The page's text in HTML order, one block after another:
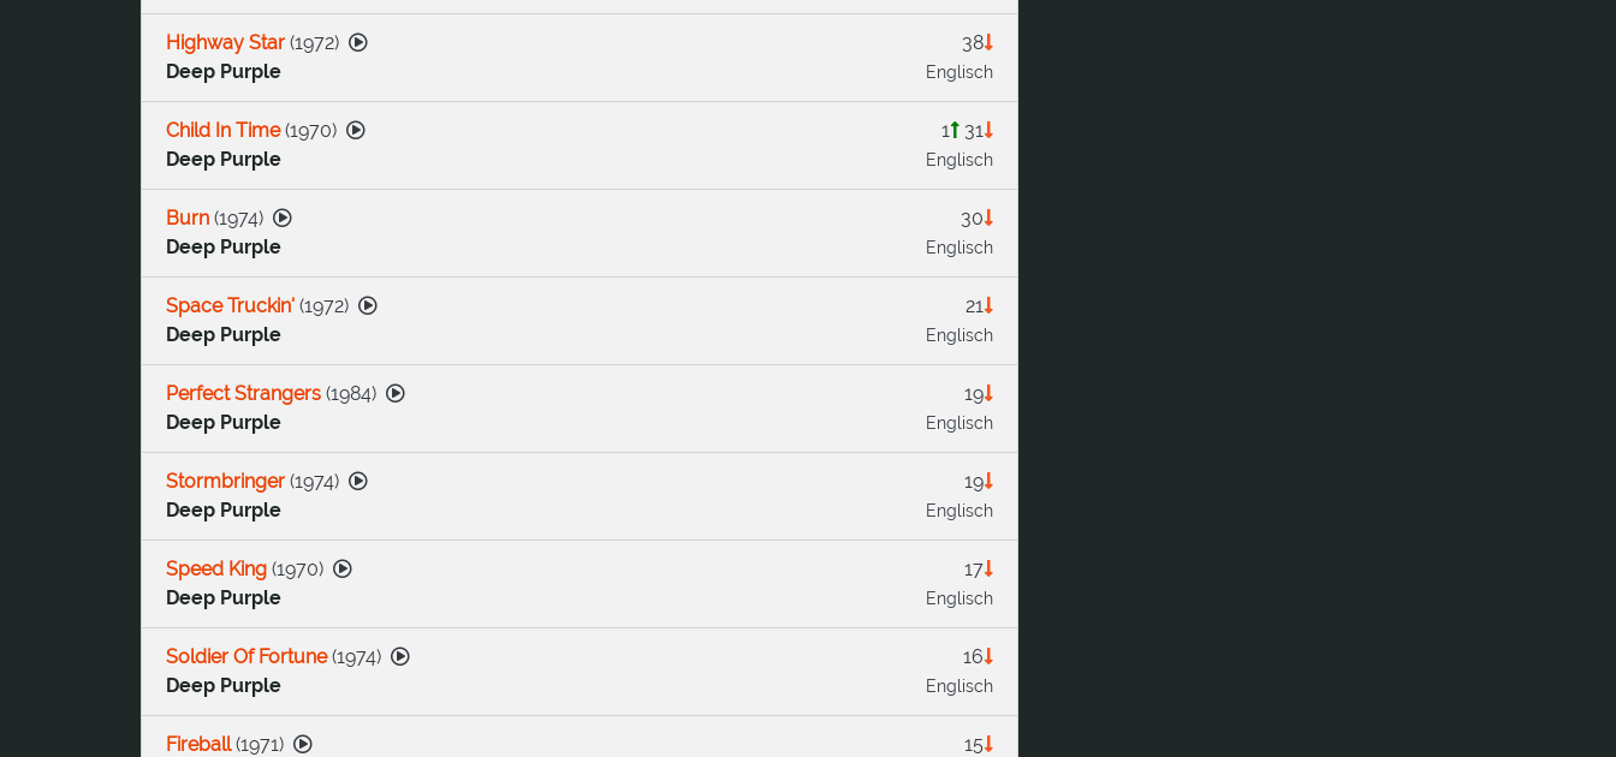
38
Englisch
Highway Star (1972)
Deep Purple
1 31
Englisch
Child In Time(1970)
Deep Purple
30
Englisch
Burn (1974)
Deep Purple
21
Englisch
Space Truckin' (1972)
Deep Purple
19
Englisch
Perfect Strangers (1984)
Deep Purple
19
Englisch
Stormbringer (1974)
Deep Purple
17
Englisch
Speed King (1970)
Deep Purple
16
Englisch
Soldier Of Fortune(1974)
Deep Purple
15
Fireball(1971)